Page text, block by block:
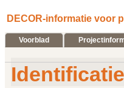
DECOR-informatie voor
Voorblad